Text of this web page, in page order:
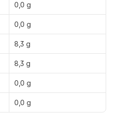
0,0 g
0,0 g
8,3 g
8,3 g
0,0 g
0,0 g